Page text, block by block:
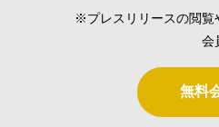
※プレスリリースの閲覧
会
無料